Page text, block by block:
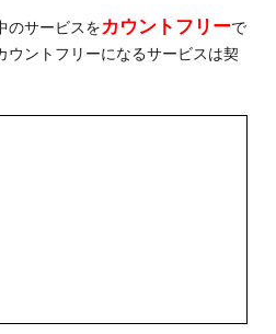
のサービスをカウントフリーで
ウントフリーになるサービスは契